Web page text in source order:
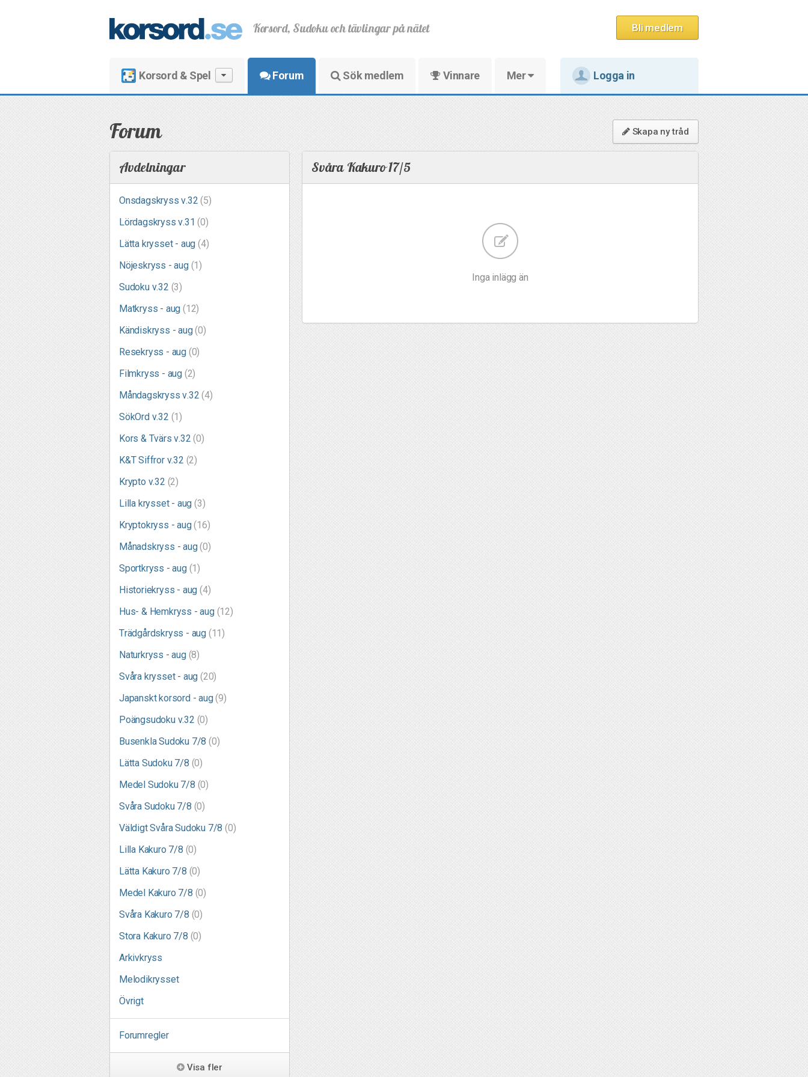
Bli medlem
Korsord, Sudoku och tävlingar på nätet
Korsord & Spel Forum Sök medlem Vinnare Mer Logga in
Skapa ny tråd
Forum
Avdelningar
Onsdagskryss v.32(5)
Lördagskryss v.31(0)
Lätta krysset - aug(4)
Nöjeskryss - aug (1)
Sudoku v.32 (3)
Matkryss - aug(12)
Kändiskryss - aug(0)
Resekryss - aug (0)
Filmkryss - aug (2)
Måndagskryss v.32(4)
SökOrd v.32 (1)
Kors & Tvärs v.32(0)
K&T Siffror v.32 (2)
Krypto v.32 (2)
Lilla krysset - aug(3)
Kryptokryss - aug(16)
Månadskryss - aug(0)
Sportkryss - aug (1)
Historiekryss - aug(4)
Hus- & Hemkryss - aug (12)
Trädgårdskryss - aug (11)
Naturkryss - aug (8)
Svåra krysset - aug(20)
Japanskt korsord - aug(9)
Poängsudoku v.32 (0)
Busenkla Sudoku 7/8(0)
Lätta Sudoku 7/8 (0)
Medel Sudoku 7/8 (0)
Svåra Sudoku 7/8 (0)
Väldigt Svåra Sudoku 7/8(0)
Lilla Kakuro 7/8 (0)
Lätta Kakuro 7/8 (0)
Medel Kakuro 7/8 (0)
Svåra Kakuro 7/8 (0)
Stora Kakuro 7/8 (0)
Arkivkryss
Melodikrysset
Övrigt
Forumregler
Visa fler
Svåra Kakuro 17/5
Inga inlägg än